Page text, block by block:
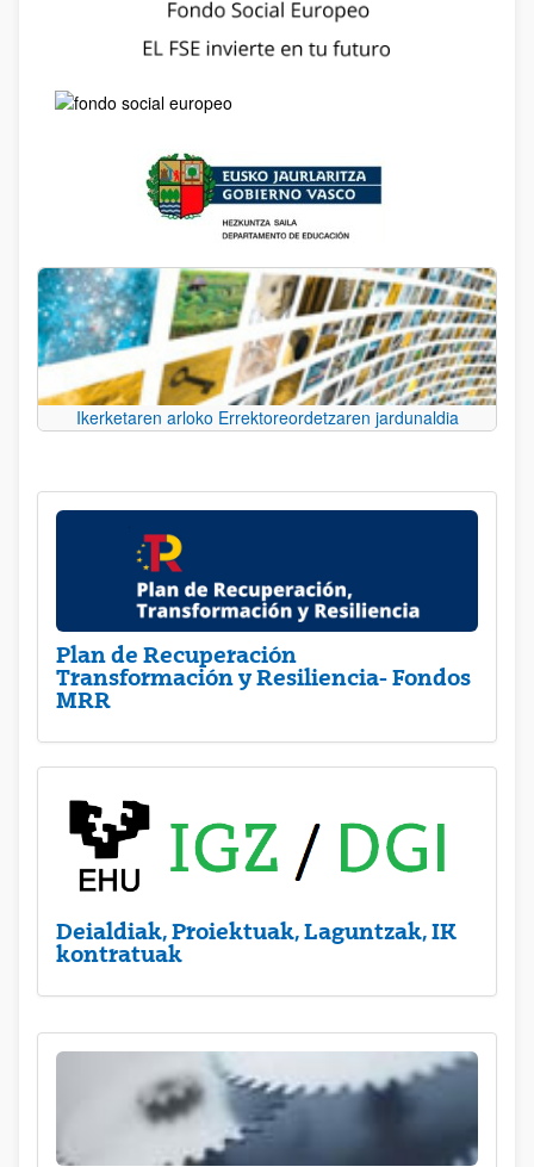
Ikerketaren arloko Errektoreordetzaren jardunaldia
Plan de Recuperación
Transformación y Resiliencia- Fondos
MRR
Deialdiak, Proiektuak, Laguntzak, IK
kontratuak